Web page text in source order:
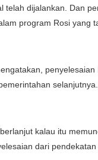
telah dijalankan. Dan
program Rosi yang
kalau itu
dari